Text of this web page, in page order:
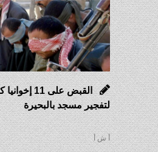
القبض على 11
لتفجير مسجد بالبحيرة
أ ش أ